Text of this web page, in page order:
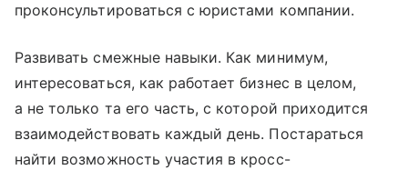
проконсультироваться с юристами компании.
Развивать смежные навыки. Как минимум,
интересоваться, как работает бизнес в целом,
а не только та его часть, с которой приходится
взаимодействовать каждый день. Постараться
найти возможность участия в кросс-